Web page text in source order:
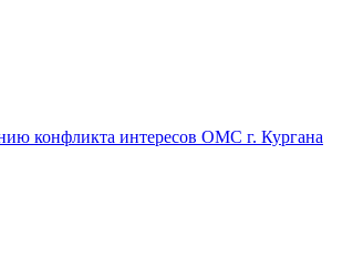
конфликта интересов ОМС г. Кургана